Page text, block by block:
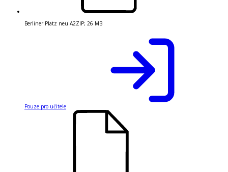
Berliner Platz neu A2ZIP; 26 MB
Pouze pro učitele